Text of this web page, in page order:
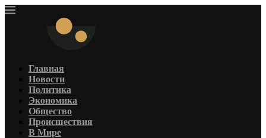
Главная
Новости
Политика
Экономика
Общество
Происшествия
В Мире